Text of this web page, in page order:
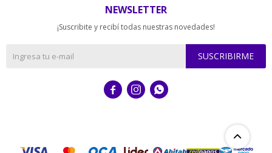
NEWSLETTER
¡Suscribite y recibí todas nuestras novedades!
SUSCRIBIRME
  